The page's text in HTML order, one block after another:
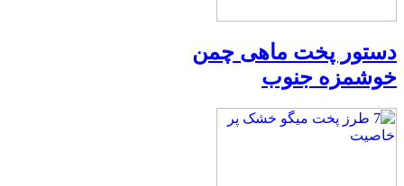
دستور پخت ماهی چمن
خوشمزه جنوب